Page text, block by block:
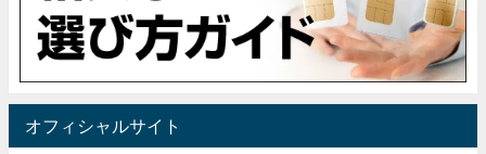
オフィシャルサイト